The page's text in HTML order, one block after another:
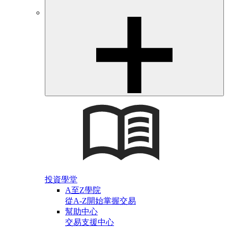
投資學堂
A至Z學院
從A-Z開始掌握交易
幫助中心
交易支援中心